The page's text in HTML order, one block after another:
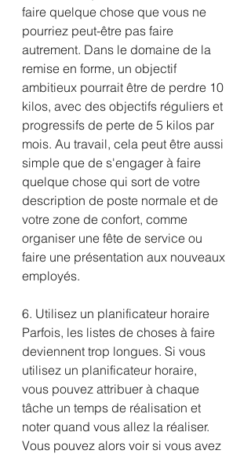
faire quelque chose que vous ne
pourriez peut-être pas faire
autrement. Dans le domaine de la
remise en forme, un objectif
ambitieux pourrait être de perdre 10
kilos, avec des objectifs réguliers et
progressifs de perte de 5 kilos par
mois. Au travail, cela peut être aussi
simple que de s'engager à faire
quelque chose qui sort de votre
description de poste normale et de
votre zone de confort, comme
organiser une fête de service ou
faire une présentation aux nouveaux
employés.
6. Utilisez un planificateur horaire
Parfois, les listes de choses à faire
deviennent trop longues. Si vous
utilisez un planificateur horaire,
vous pouvez attribuer à chaque
tâche un temps de réalisation et
noter quand vous allez la réaliser.
Vous pouvez alors voir si vous avez